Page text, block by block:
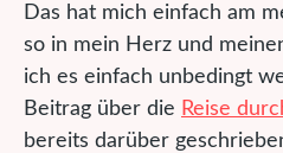
Das hat mich einfach am
so in mein Herz und
ich es einfach unbedingt
Beitrag über die Reise
bereits darüber